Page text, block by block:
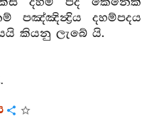
දහම්පදය
කියනු ලැබේ යි.